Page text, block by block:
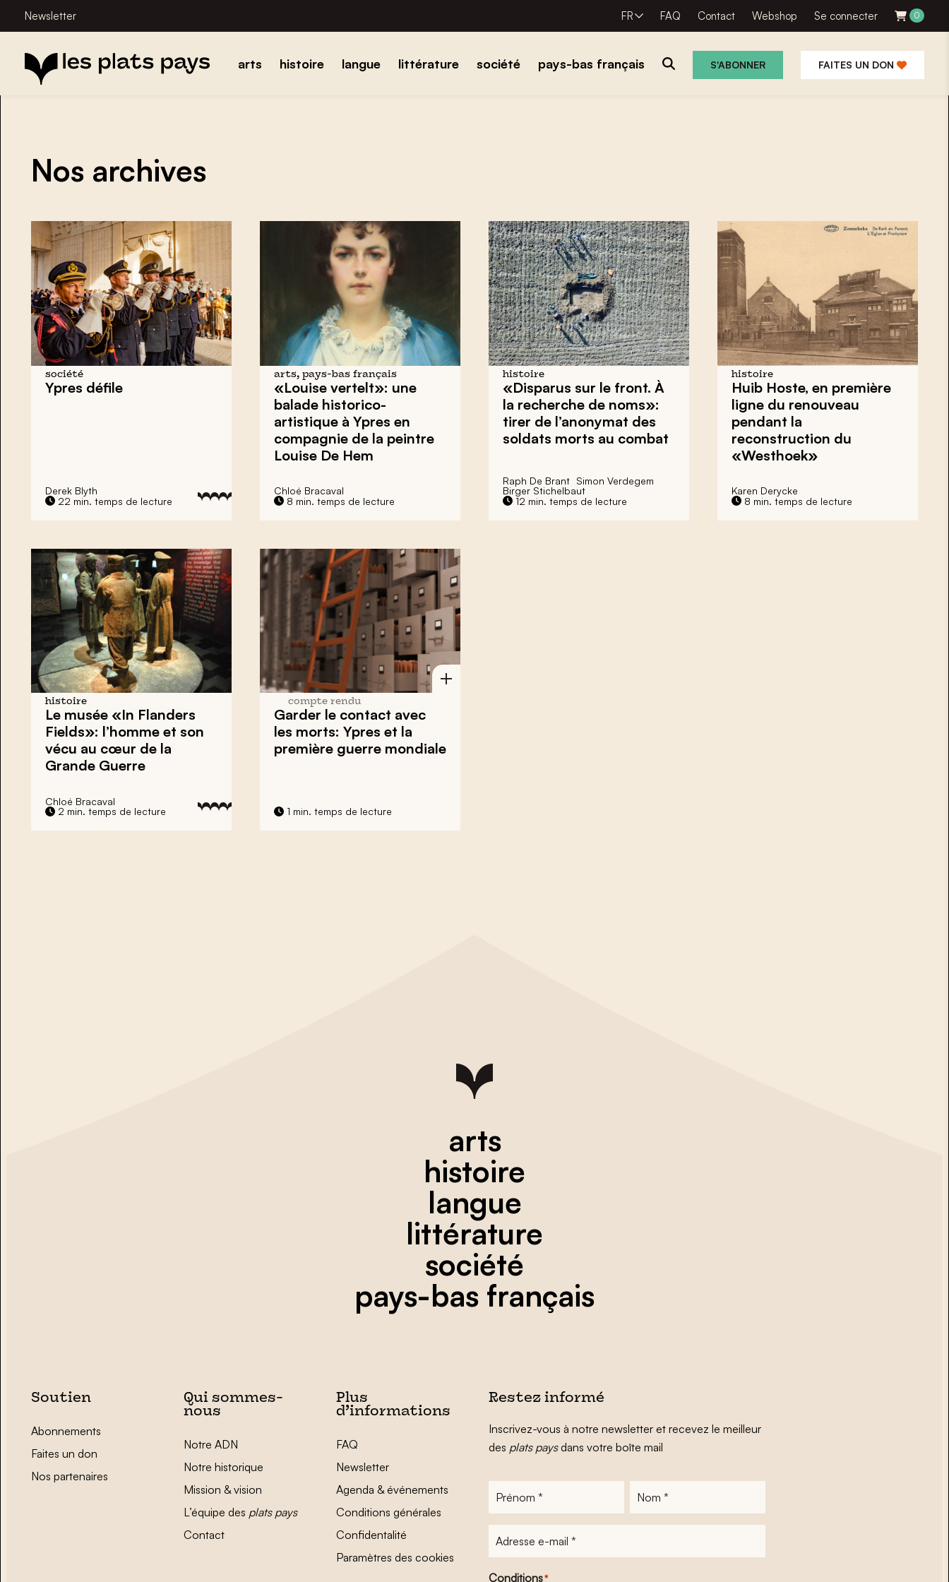
Newsletter FR FAQ Contact Webshop Se connecter 0
arts histoire langue littérature société pays-bas français S'ABONNER FAITES UN DON
Nos archives
société
Ypres défile
Derek Blyth
22 min. temps de lecture
arts, pays-bas français
«Louise vertelt»: une
balade historico-
artistique à Ypres en
compagnie de la peintre
Louise De Hem
Chloé Bracaval
8 min. temps de lecture
histoire
«Disparus sur le front. À
la recherche de noms»:
tirer de l’anonymat des
soldats morts au combat
Raph De Brant Simon Verdegem
Birger Stichelbaut
12 min. temps de lecture
histoire
Huib Hoste, en première
ligne du renouveau
pendant la
reconstruction du
«Westhoek»
Karen Derycke
8 min. temps de lecture
histoire
Le musée «In Flanders
Fields»: l’homme et son
vécu au cœur de la
Grande Guerre
Chloé Bracaval
2 min. temps de lecture
compte rendu
Garder le contact avec
les morts: Ypres et la
première guerre mondiale
1 min. temps de lecture
arts
histoire
langue
littérature
société
pays-bas français
Soutien
Abonnements
Faites un don
Nos partenaires
Qui sommes-
nous
Notre ADN
Notre historique
Mission & vision
L’équipe des plats pays
Contact
Plus
d’informations
FAQ
Newsletter
Agenda & événements
Conditions générales
Confidentalité
Paramètres des cookies
Restez informé
Inscrivez-vous à notre newsletter et recevez le meilleur
des plats paysdans votre boîte mail
Prénom Nom
Adresse
mail
Conditions*